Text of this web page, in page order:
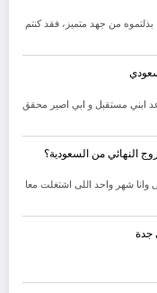
من جهد متميز، فقد كنتم
ابني مستقبل و ابي اصير محقق
النهائي من السعودية؟
شهر واحد اللى اشتغلت معا
جدة